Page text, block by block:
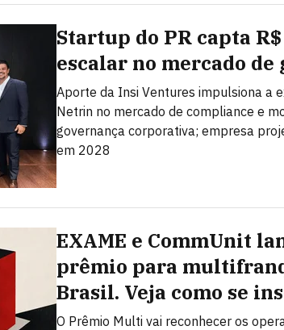
Startup do PR capta
escalar no mercado de
Aporte da Insi Ventures impulsiona a
Netrin no mercado de compliance e
governança corporativa; empresa
em 2028
EXAME e CommUnit
prêmio para
Brasil. Veja como se
O Prêmio Multi vai reconhecer os